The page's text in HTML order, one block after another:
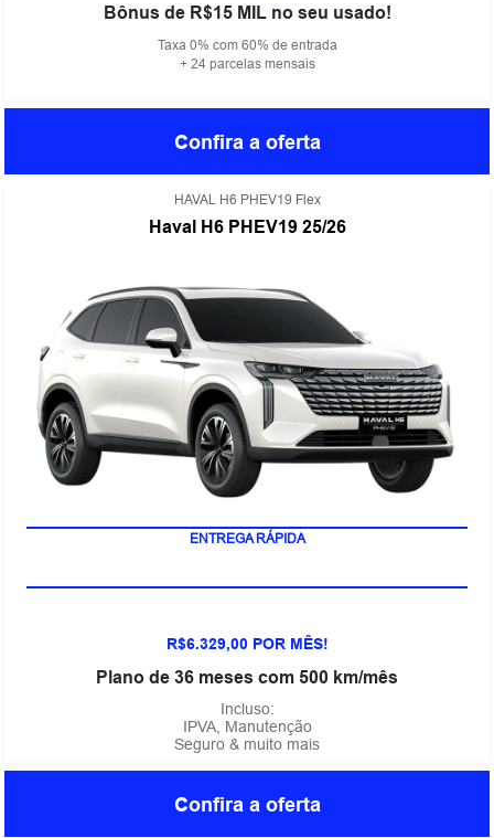
Bônus de R$15 MIL no seu usado!
Taxa 0% com 60% de entrada
+ 24 parcelas mensais
Confira a oferta
HAVAL H6 PHEV19 Flex
Haval H6 PHEV19 25/26
ENTREGA RÁPIDA
R$6.329,00 POR MÊS!
Plano de 36 meses com 500 km/mês
Incluso:
IPVA, Manutenção
Seguro & muito mais
Confira a oferta